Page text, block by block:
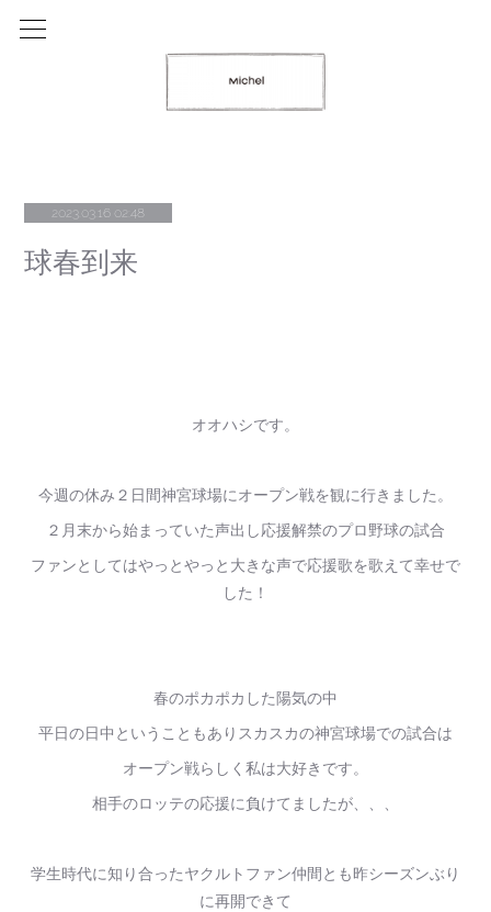
2023.03.16 02:48
球春到来
オオハシです。
今週の休み２日間神宮球場にオープン戦を観に行きました。
２月末から始まっていた声出し応援解禁のプロ野球の試合
ファンとしてはやっとやっと大きな声で応援歌を歌えて幸せで
した！
春のポカポカした陽気の中
平日の日中ということもありスカスカの神宮球場での試合は
オープン戦らしく私は大好きです。
相手のロッテの応援に負けてましたが、、、
学生時代に知り合ったヤクルトファン仲間とも昨シーズンぶり
に再開できて